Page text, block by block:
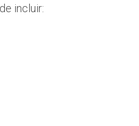
incluir: